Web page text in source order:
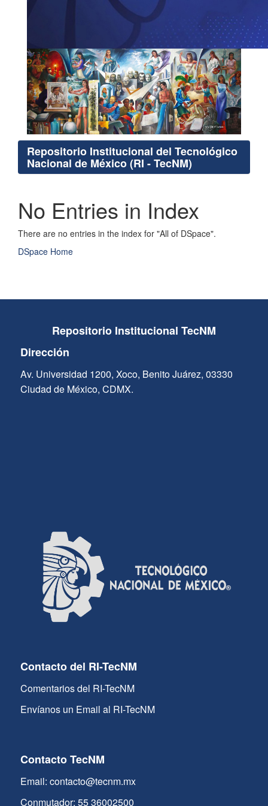
Repositorio Institucional del Tecnológico
Nacional de México (RI - TecNM)
No Entries in Index
There are no entries in the index for "All of DSpace".
DSpace Home
Repositorio Institucional TecNM
Dirección
Av. Universidad 1200, Xoco, Benito Juárez, 03330
Ciudad de México, CDMX.
Contacto del RI-TecNM
Comentarios del RI-TecNM
Envíanos un Email al RI-TecNM
Contacto TecNM
Email: contacto@tecnm.mx
Conmutador: 55 36002500